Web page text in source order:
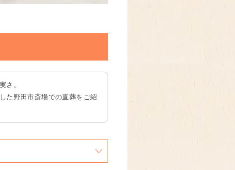
さ。
た野田市斎場での直葬をご紹